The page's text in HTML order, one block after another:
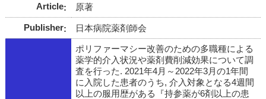
Article 原著
Publisher 日本病院薬剤師会
ポリファーマシー改善のための多職種による
薬学的介入状況や薬剤費削減効果について調
査を行った. 2021年4月～2022年3月の1年間
に入院した患者のうち, 介入対象となる4週間
以上の服用歴がある『持参薬が6剤以上の患